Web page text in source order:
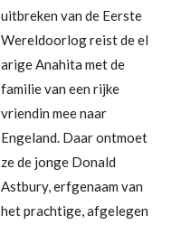
uitbreken van de Eerste
Wereldoorlog reist de el
arige Anahita met de
familie van een rijke
vriendin mee naar
Engeland. Daar ontmoet
ze de jonge Donald
Astbury, erfgenaam van
het prachtige, afgelegen